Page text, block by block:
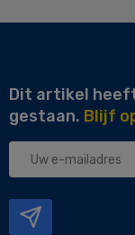
Dit artikel
gestaan. Blijf
Uw